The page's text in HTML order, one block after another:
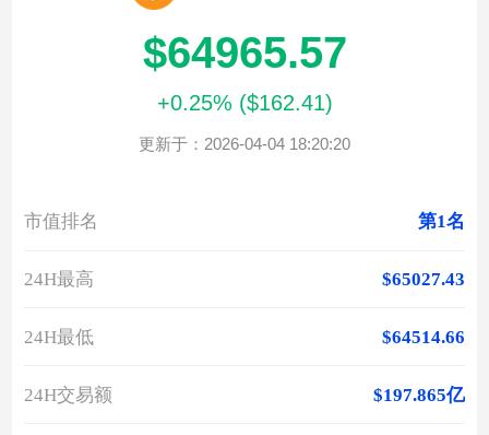
$64965.57
+0.25% ($162.41)
更新于：2026-04-04 18:20:20
市值排名 第1名
24H最高 $65027.43
24H最低 $64514.66
24H交易额 $197.865亿